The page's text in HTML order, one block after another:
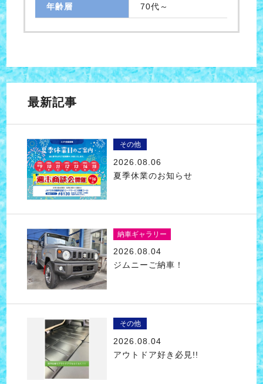
年齢層 70代～
最新記事
その他
2026.08.06
夏季休業のお知らせ
納車ギャラリー
2026.08.04
ジムニーご納車！
その他
2026.08.04
アウトドア好き必見!!